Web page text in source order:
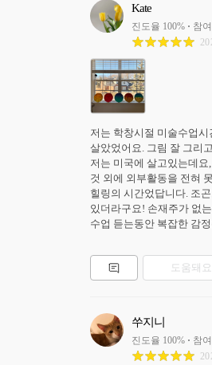
Kate
진도율 100% 참
저는 학창시절 미술수업
살았었어요. 그림 잘 그리
저는 미국에 살고있는데
것 외에 외부활동을 전혀
힐링의 시간었답니다. 조
있더라구요! 손재주가 없
수업 듣는동안 복잡한 감
도움돼요
쑤지니
진도율 100% 참